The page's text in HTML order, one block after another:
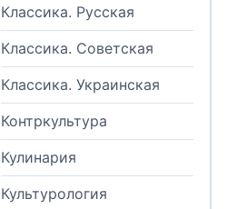
Классика. Русская
Классика. Советская
Классика. Украинская
Контркультура
Кулинария
Культурология